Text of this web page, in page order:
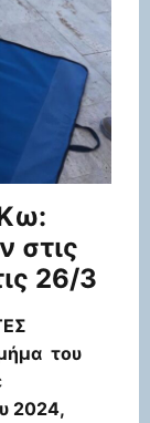
στις
26/3
του
2024,